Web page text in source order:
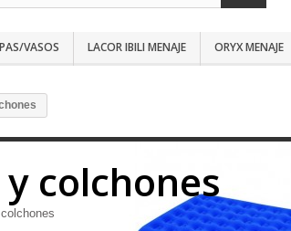
VASOS LACOR IBILI MENAJE ORYX MENAJE
colchones